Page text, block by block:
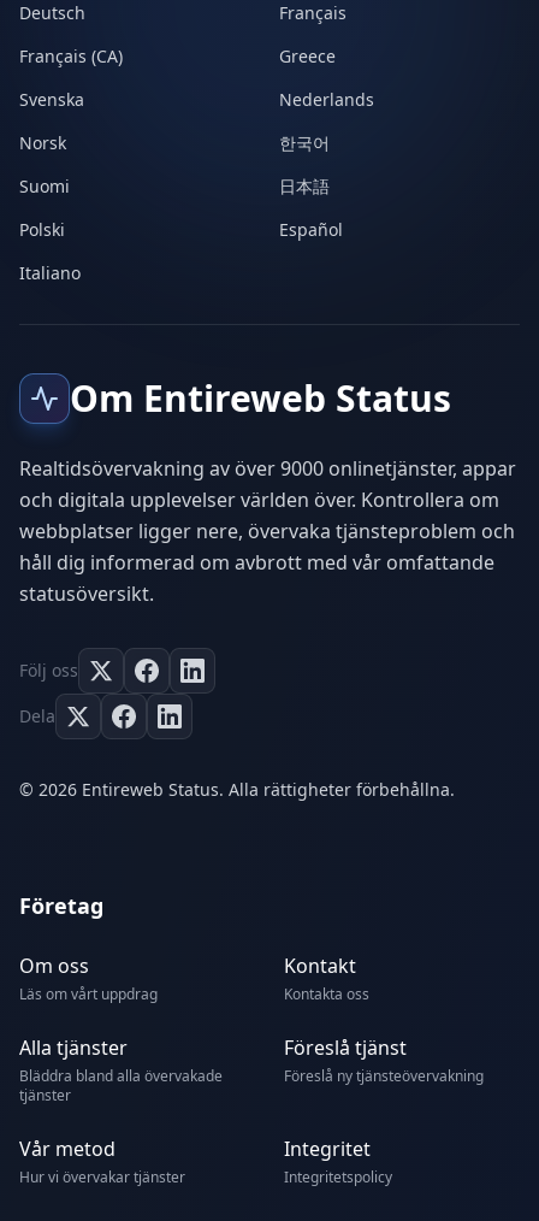
Deutsch
Français
Français (CA)
Greece
Svenska
Nederlands
Norsk
한국어
Suomi
日本語
Polski
Español
Italiano
Om Entireweb Status
Realtidsövervakning av över 9000 onlinetjänster, appar
och digitala upplevelser världen över. Kontrollera om
webbplatser ligger nere, övervaka tjänsteproblem och
håll dig informerad om avbrott med vår omfattande
statusöversikt.
Följ oss
Dela
© 2026 Entireweb Status. Alla rättigheter förbehållna.
Företag
Om oss
Läs om vårt uppdrag
Kontakt
Kontakta oss
Alla tjänster
Bläddra bland alla övervakade
tjänster
Föreslå tjänst
Föreslå ny tjänsteövervakning
Vår metod
Hur vi övervakar tjänster
Integritet
Integritetspolicy